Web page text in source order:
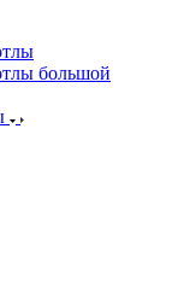
большой